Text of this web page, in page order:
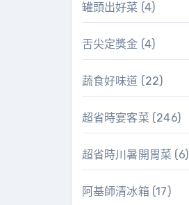
罐頭出好菜 (4)
舌尖定獎金 (4)
蔬食好味道 (22)
超省時宴客菜 (246)
超省時川暑開胃菜 (6)
阿基師清冰箱(17)